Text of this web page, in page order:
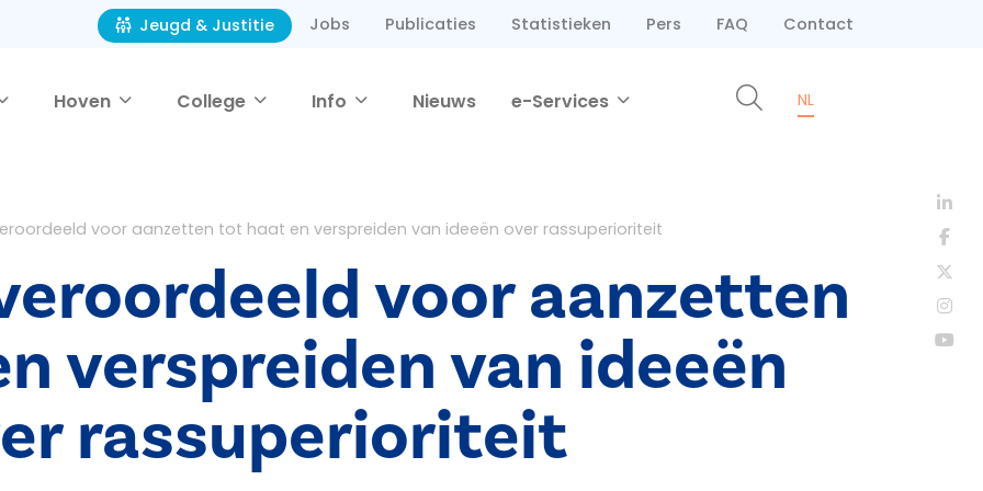
Jeugd & Justitie Jobs Publicaties Statistieken Pers FAQ Contact
Hoven College Info Nieuws e-Services NL
voor aanzetten tot haat en verspreiden van ideeën over rassuperioriteit
voor aanzetten
verspreiden van ideeën
rassuperioriteit